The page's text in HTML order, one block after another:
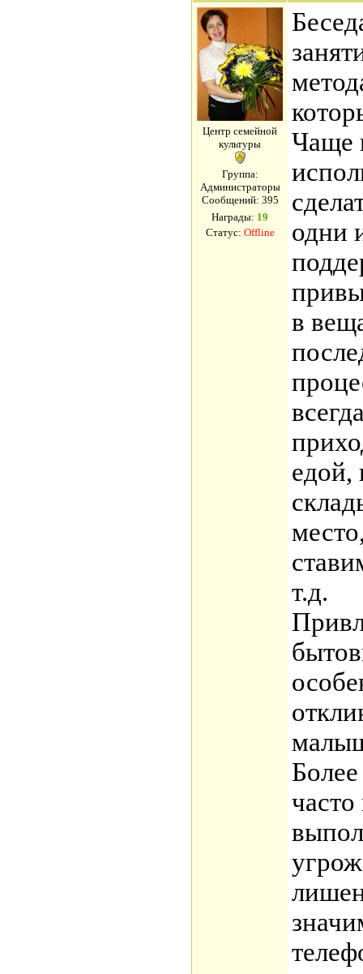
Центр семейной
культуры
Группа:
Администраторы
Сообщений: 395
Награды: 19
Статус: Offline
Чаще
одни
в
едой,
т.д.